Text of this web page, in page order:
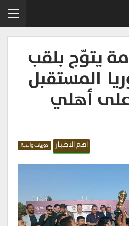
يتوّج بلقب
المستقبل
أهلي
اهم الاخبار دوريات وأندية